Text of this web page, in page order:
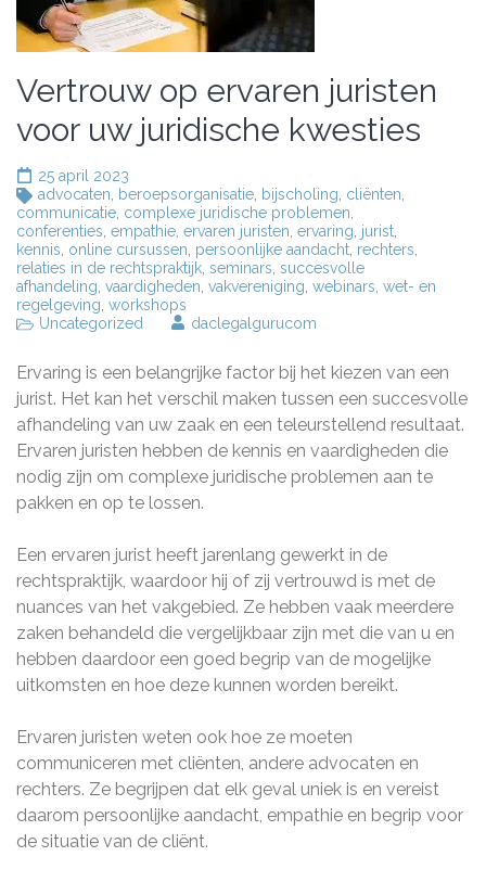
Vertrouw op ervaren juristen
voor uw juridische kwesties
25 april 2023
advocaten
beroepsorganisatie bijscholing cliënten
communicatie complexe juridische problemen
conferenties empathie ervaren juristen ervaring jurist
kennis online cursussen persoonlijke aandacht rechters
relaties in de rechtspraktijk seminars succesvolle
afhandeling vaardigheden vakvereniging webinars wet- en
regelgeving workshops
Uncategorized
daclegalgurucom
Ervaring is een belangrijke factor bij het kiezen van een
jurist. Het kan het verschil maken tussen een succesvolle
afhandeling van uw zaak en een teleurstellend resultaat.
Ervaren juristen hebben de kennis en vaardigheden die
nodig zijn om complexe juridische problemen aan te
pakken en op te lossen.
Een ervaren jurist heeft jarenlang gewerkt in de
rechtspraktijk, waardoor hij of zij vertrouwd is met de
nuances van het vakgebied. Ze hebben vaak meerdere
zaken behandeld die vergelijkbaar zijn met die van u en
hebben daardoor een goed begrip van de mogelijke
uitkomsten en hoe deze kunnen worden bereikt.
Ervaren juristen weten ook hoe ze moeten
communiceren met cliënten, andere advocaten en
rechters. Ze begrijpen dat elk geval uniek is en vereist
daarom persoonlijke aandacht, empathie en begrip voor
de situatie van de cliënt.